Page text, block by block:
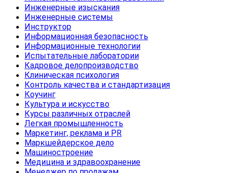
Инженерные изыскания
Инженерные системы
Инструктор
Информационная безопасность
Информационные технологии
Испытательные лаборатории
Кадровое делопроизводство
Клиническая психология
Контроль качества и стандартизация
Коучинг
Культура и искусство
Курсы различных отраслей
Легкая промышленность
Маркетинг, реклама и PR
Маркшейдерское дело
Машиностроение
Медицина и здравоохранение